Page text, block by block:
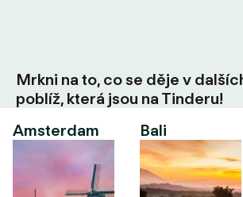
Mrkni na to, co se děje v
poblíž, která jsou na Tinderu!
Amsterdam
Bali